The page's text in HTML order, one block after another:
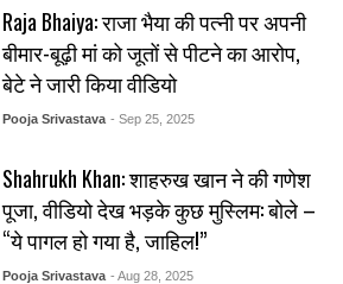
Raja Bhaiya: राजा भैया की पत्नी पर अपनी
बीमार-बूढ़ी मां को जूतों से पीटने का आरोप,
बेटे ने जारी किया वीडियो
Pooja Srivastava - Sep 25, 2025
Shahrukh Khan: शाहरुख खान ने की गणेश
पूजा, वीडियो देख भड़के कुछ मुस्लिम: बोले –
“ये पागल हो गया है, जाहिल!”
Pooja Srivastava - Aug 28, 2025